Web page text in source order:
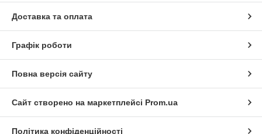
Доставка та оплата
Графік роботи
Повна версія сайту
Сайт створено на маркетплейсі Prom.ua
Політика конфіденційності